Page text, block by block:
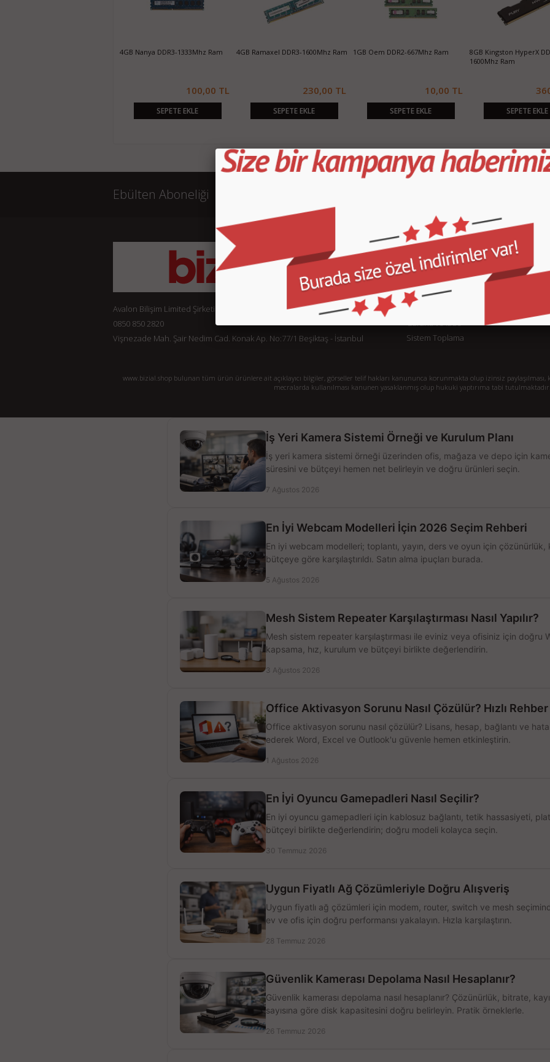
4GB Nanya DDR3-1333Mhz Ram
100,00 TL
SEPETE EKLE
4GB Ramaxel DDR3-1600Mhz Ram
230,00 TL
SEPETE EKLE
1GB Oem DDR2-667Mhz Ram
10,00 TL
SEPETE EKLE
8GB Kingston HyperX
1600Mhz Ram
SEPETE EKLE
Ebülten Aboneliği
Avalon Bilişim Limited Şirketi
0850 850 2820
Vişnezade Mah. Şair Nedim Cad. Konak Ap. No:77/1 Beşiktaş - İstanbul
KURUMSAL
İletişim
Sipariş Takibi
Gizlilik ve Kullanım Şartları
Kargo ve Taşıma Bilgileri
Garanti ve İade
Sistem Toplama
www.bizial.shop bulunan tüm ürün ürünlere ait açıklayıcı bilgiler, görseller telif hakları kanununca korunmakta olup izinsiz paylaşılması,
mecralarda kullanılması kanunen yasaklanmış olup hukuki yaptırıma tabi tutulmaktadır.
İş Yeri Kamera Sistemi Örneği ve Kurulum Planı
İş yeri kamera sistemi örneği üzerinden ofis, mağaza ve depo için
süresini ve bütçeyi hemen net belirleyin ve doğru ürünleri seçin.
7 Ağustos 2026
En İyi Webcam Modelleri İçin 2026 Seçim Rehberi
En iyi webcam modelleri; toplantı, yayın, ders ve oyun için çözünürlük,
bütçeye göre karşılaştırıldı. Satın alma ipuçları burada.
5 Ağustos 2026
Mesh Sistem Repeater Karşılaştırması Nasıl Yapılır?
Mesh sistem repeater karşılaştırması ile eviniz veya ofisiniz için doğru
kapsama, hız, kurulum ve bütçeyi birlikte değerlendirin.
3 Ağustos 2026
Office Aktivasyon Sorunu Nasıl Çözülür? Hızlı Rehber
Office aktivasyon sorunu nasıl çözülür? Lisans, hesap, bağlantı ve hata
ederek Word, Excel ve Outlook'u güvenle hemen etkinleştirin.
1 Ağustos 2026
En İyi Oyuncu Gamepadleri Nasıl Seçilir?
En iyi oyuncu gamepadleri için kablosuz bağlantı, tetik hassasiyeti,
bütçeyi birlikte değerlendirin; doğru modeli kolayca seçin.
30 Temmuz 2026
Uygun Fiyatlı Ağ Çözümleriyle Doğru Alışveriş
Uygun fiyatlı ağ çözümleri için modem, router, switch ve mesh
ev ve ofis için doğru performansı yakalayın. Hızla karşılaştırın.
28 Temmuz 2026
Güvenlik Kamerası Depolama Nasıl Hesaplanır?
Güvenlik kamerası depolama nasıl hesaplanır? Çözünürlük, bitrate,
sayısına göre disk kapasitesini doğru belirleyin. Pratik örneklerle.
26 Temmuz 2026